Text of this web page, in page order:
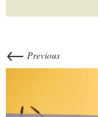
← Previous